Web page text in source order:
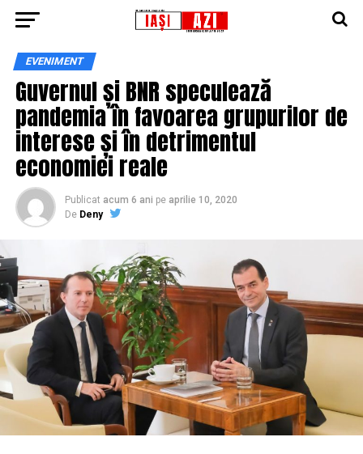
EVENIMENT
Guvernul și BNR speculează
pandemia în favoarea grupurilor de
interese și în detrimentul
economiei reale
Publicat acum 6 ani pe aprilie 10, 2020
De Deny